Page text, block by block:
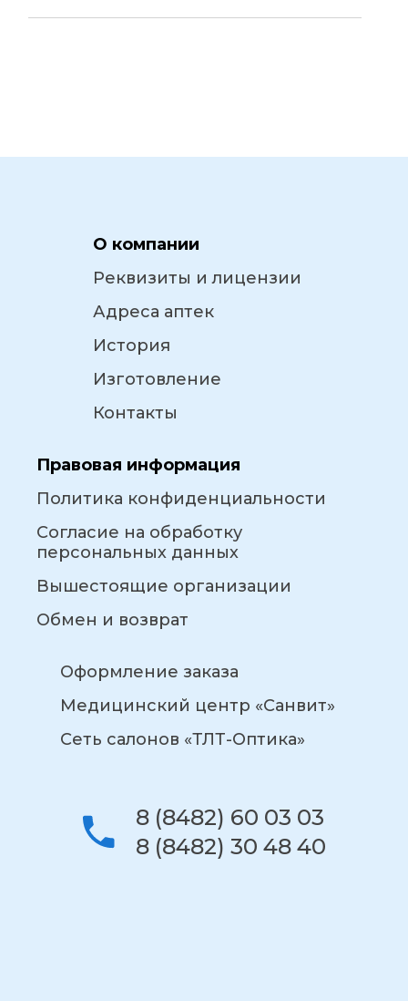
О компании
Реквизиты и лицензии
Адреса аптек
История
Изготовление
Контакты
Правовая информация
Политика конфиденциальности
Согласие на обработку
персональных данных
Вышестоящие организации
Обмен и возврат
Оформление заказа
Медицинский центр «Санвит»
Сеть салонов «ТЛТ-Оптика»
8 (8482) 60 03 03
8 (8482) 30 48 40